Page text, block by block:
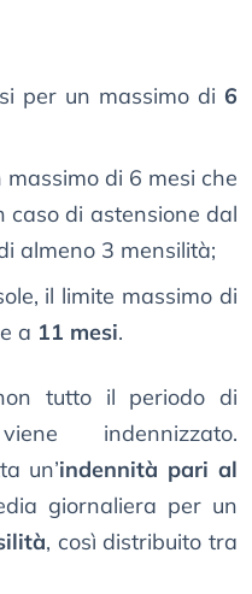
per un massimo di 6
di 6 mesi che
caso di astensione dal
almeno 3 mensilità;
il limite massimo di
a 11 mesi.
tutto il periodo di
indennizzato.
un’indennità pari al
giornaliera per un
, così distribuito tra